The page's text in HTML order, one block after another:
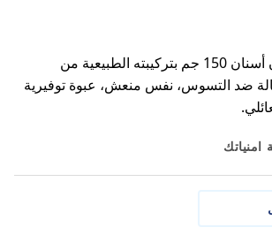
دابر العشبي معجون أسنان 150 جم بتركيبته الطبيعية من
ضد التسوس، نفس منعش، عبوة توفيرية
امنياتك